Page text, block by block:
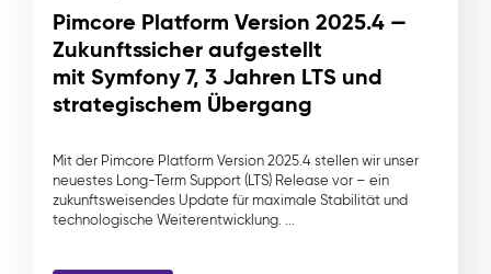
Pimcore Platform Version 2025.4 —
Zukunftssicher aufgestellt
mit Symfony 7, 3 Jahren LTS und
strategischem Übergang
Mit der Pimcore Platform Version 2025.4 stellen wir unser
neuestes Long-Term Support (LTS) Release vor – ein
zukunftsweisendes Update für maximale Stabilität und
technologische Weiterentwicklung. ...